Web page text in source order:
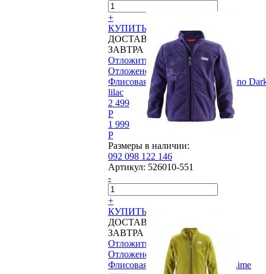
+
КУПИТЬ
ДОСТАВИМ
ЗАВТРА
Отложить
Отложено
Флисовая куртка Reima®, Kimono
lilac
2 499
P
1 999
P
Размеры в наличии:
092 098 122 146
Артикул: 526010-551
-
+
КУПИТЬ
ДОСТАВИМ
ЗАВТРА
Отложить
Отложено
Флисовая куртка Reima®, Cut Lime